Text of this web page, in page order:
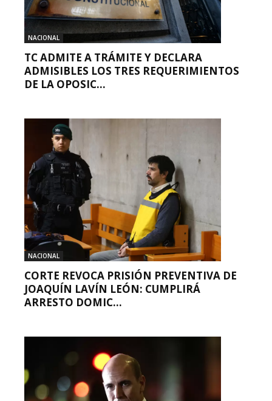
NACIONAL
TC ADMITE A TRÁMITE Y DECLARA
ADMISIBLES LOS TRES REQUERIMIENTOS
DE LA OPOSIC...
NACIONAL
CORTE REVOCA PRISIÓN PREVENTIVA DE
JOAQUÍN LAVÍN LEÓN: CUMPLIRÁ
ARRESTO DOMIC...